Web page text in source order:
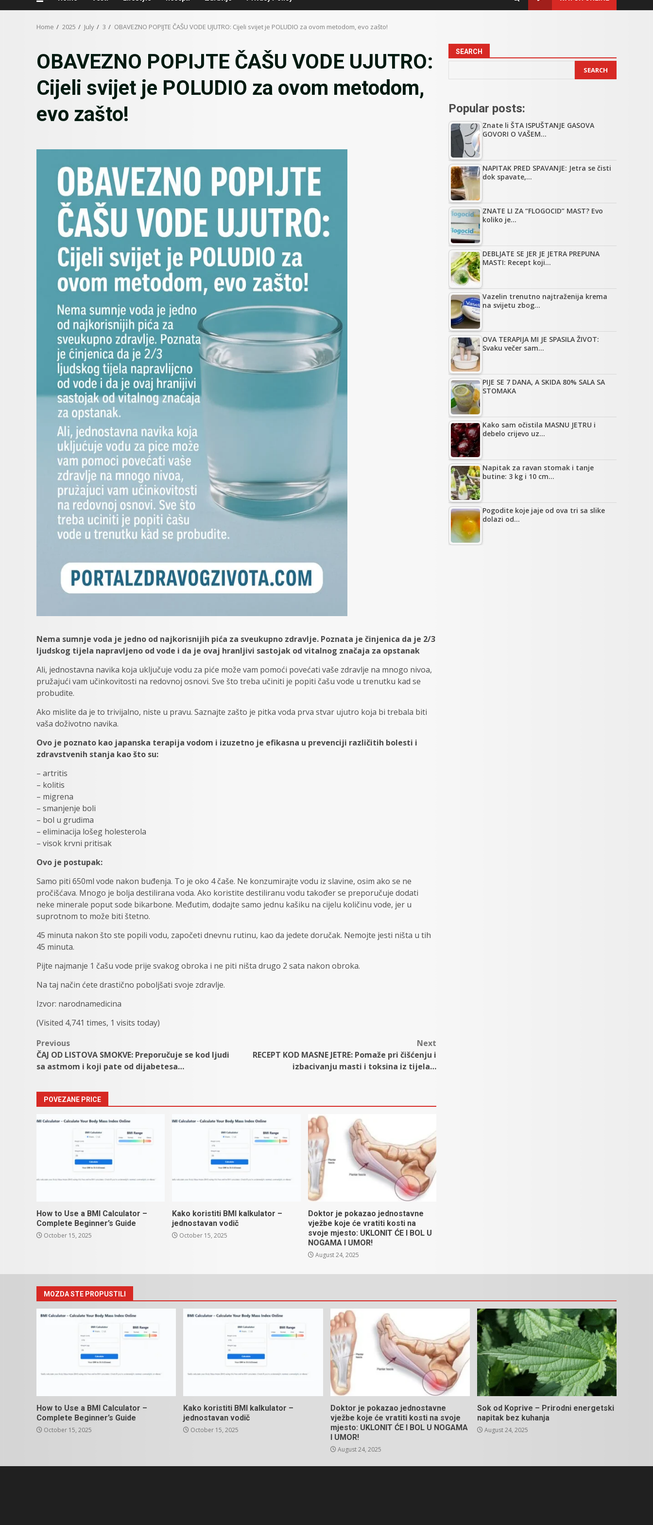
Home 2025 July 3 OBAVEZNO POPIJTE ČAŠU VODE UJUTRO: Cijeli svijet je POLUDIO za ovom metodom, evo zašto!
OBAVEZNO POPIJTE ČAŠU VODE UJUTRO:
Cijeli svijet je POLUDIO za ovom metodom,
evo zašto!
Nema sumnje voda je jedno od najkorisnijih pića za sveukupno zdravlje. Poznata je činjenica da je 2/3
ljudskog tijela napravljeno od vode i da je ovaj hranljivi sastojak od vitalnog značaja za opstanak
Ali, jednostavna navika koja uključuje vodu za piće može vam pomoći povećati vaše zdravlje na mnogo nivoa,
pružajući vam učinkovitosti na redovnoj osnovi. Sve što treba učiniti je popiti čašu vode u trenutku kad se
probudite.
Ako mislite da je to trivijalno, niste u pravu. Saznajte zašto je pitka voda prva stvar ujutro koja bi trebala biti
vaša doživotno navika.
Ovo je poznato kao japanska terapija vodom i izuzetno je efikasna u prevenciji različitih bolesti i
zdravstvenih stanja kao što su:
– artritis
– kolitis
– migrena
– smanjenje boli
– bol u grudima
– eliminacija lošeg holesterola
– visok krvni pritisak
Ovo je postupak:
Samo piti 650ml vode nakon buđenja. To je oko 4 čaše. Ne konzumirajte vodu iz slavine, osim ako se ne
pročišćava. Mnogo je bolja destilirana voda. Ako koristite destiliranu vodu također se preporučuje dodati
neke minerale poput sode bikarbone. Međutim, dodajte samo jednu kašiku na cijelu količinu vode, jer u
suprotnom to može biti štetno.
45 minuta nakon što ste popili vodu, započeti dnevnu rutinu, kao da jedete doručak. Nemojte jesti ništa u tih
45 minuta.
Pijte najmanje 1 čašu vode prije svakog obroka i ne piti ništa drugo 2 sata nakon obroka.
Na taj način ćete drastično poboljšati svoje zdravlje.
Izvor: narodnamedicina
(Visited 4,741 times, 1 visits today)
Post
navigation
Previous
ČAJ OD LISTOVA SMOKVE: Preporučuje se kod ljudi
sa astmom i koji pate od dijabetesa…
Next
RECEPT KOD MASNE JETRE: Pomaže pri čišćenju i
izbacivanju masti i toksina iz tijela…
POVEZANE PRICE
How to Use a BMI Calculator –
Complete Beginner’s Guide
October 15, 2025
Kako koristiti BMI kalkulator –
jednostavan vodič
October 15, 2025
Doktor je pokazao jednostavne
vježbe koje će vratiti kosti na
svoje mjesto: UKLONIT ĆE I BOL U
NOGAMA I UMOR!
August 24, 2025
SEARCH
SEARCH
Popular posts:
Znate li ŠTA ISPUŠTANJE GASOVA
GOVORI O VAŠEM…
NAPITAK PRED SPAVANJE: Jetra se čisti
dok spavate,…
ZNATE LI ZA “FLOGOCID” MAST? Evo
koliko je…
DEBLJATE SE JER JE JETRA PREPUNA
MASTI: Recept koji…
Vazelin trenutno najtraženija krema
na svijetu zbog…
OVA TERAPIJA MI JE SPASILA ŽIVOT:
Svaku večer sam…
PIJE SE 7 DANA, A SKIDA 80% SALA SA
STOMAKA
Kako sam očistila MASNU JETRU i
debelo crijevo uz…
Napitak za ravan stomak i tanje
butine: 3 kg i 10 cm…
Pogodite koje jaje od ova tri sa slike
dolazi od…
MOZDA STE PROPUSTILI
How to Use a BMI Calculator –
Complete Beginner’s Guide
October 15, 2025
Kako koristiti BMI kalkulator –
jednostavan vodič
October 15, 2025
Doktor je pokazao jednostavne
vježbe koje će vratiti kosti na svoje
mjesto: UKLONIT ĆE I BOL U NOGAMA
I UMOR!
August 24, 2025
Sok od Koprive – Prirodni energetski
napitak bez kuhanja
August 24, 2025